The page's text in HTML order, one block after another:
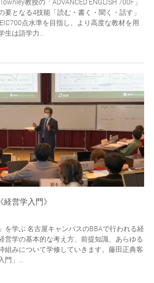
教授の「ADVANCED ENGLISH 700F」
要となる4技能「読む・書く・聞く・話す」
点水準を目指し、より高度な教材を用
は語学力...
営学入門》
を学ぶ 名古屋キャンパスのBBAで行われる経
営学の基本的な考え方、前提知識、あらゆる
組みについて学修していきます。藤田正典客
」...